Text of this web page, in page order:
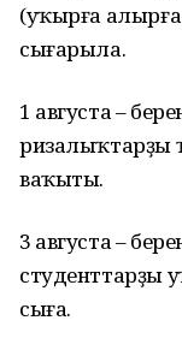
(уҡырға
сығарыла.
1 августа –
ризалыҡтарҙы
ваҡыты.
3 августа –
студенттарҙы
сыға.